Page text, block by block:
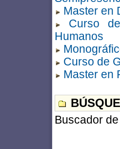
Master en
Curso
Humanos
Curso de
Master en
Buscador